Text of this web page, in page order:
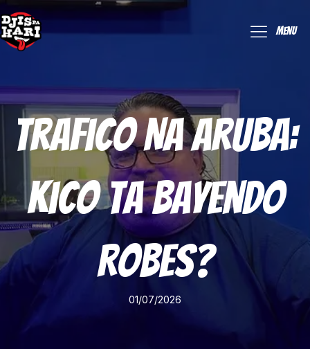
Menu
Trafico Na Aruba:
Kico Ta Bayendo
Robes?
01/07/2026